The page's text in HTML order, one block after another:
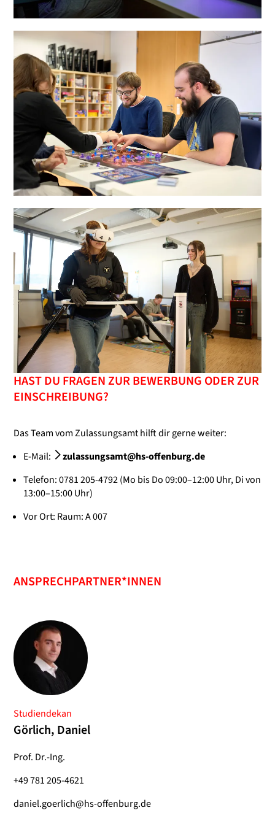
HAST DU FRAGEN ZUR BEWERBUNG ODER ZUR
EINSCHREIBUNG?
Das Team vom Zulassungsamt hilft dir gerne weiter:
E-Mail:
zulassungsamt@hs-offenburg.de
Telefon: 0781 205-4792 (Mo bis Do 09:00–12:00 Uhr, Di von
13:00–15:00 Uhr)
Vor Ort: Raum: A 007
ANSPRECHPARTNER*INNEN
Studiendekan
Görlich, Daniel
Prof. Dr.-Ing.
+49 781 205-4621
daniel.goerlich@hs-offenburg.de